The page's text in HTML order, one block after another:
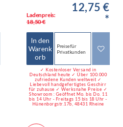
Ladenpreis:
18,50 €
12,75 €
*
In den
Warenk
orb
Preise für
Privatkunden
✓ Kostenloser Versand in
Deutschland heute ✓ Über 100.000
zufriedene Kunden weltweit ✓
Liebevoll handgefertigtes Geschirr
für zuhause ✓ Werksnahe Preise ✓
Showroom : Geöffnet Mo. bis Do. 11
bis 14 Uhr - Freitags 15 bis 18 Uhr -
Hünenborgstr.17b, 48431 Rheine